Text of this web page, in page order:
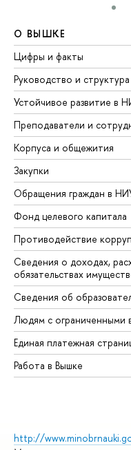
О ВЫШКЕ
Цифры и факты
Руководство и структура
Устойчивое развитие в
Преподаватели и
Корпуса и общежития
Закупки
Обращения граждан в
Фонд целевого капитала
Противодействие
Сведения о доходах,
обязательствах
Сведения об
Людям с ограниченными
Единая платежная
Работа в Вышке
http://